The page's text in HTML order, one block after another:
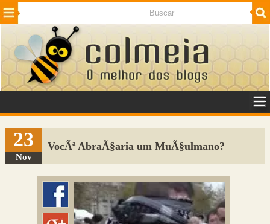
Beleza Cinema e TV
Internet Jogos NotÃ­cias SaÃºde
VeÃ­culos Adulto
Sugerir Link
Adicionar Blog
Colmeia Exchange
Perguntas Frequentes
23
Nov
VocÃª AbraÃ§aria um MuÃ§ulmano?